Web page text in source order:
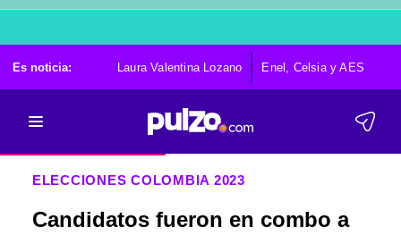
Es noticia: Laura Valentina Lozano Enel, Celsia y AES
ELECCIONES COLOMBIA 2023
Candidatos fueron en combo a